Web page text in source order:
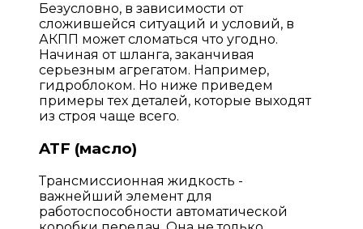
Безусловно, в зависимости от
сложившейся ситуаций и условий, в
АКПП может сломаться что угодно.
Начиная от шланга, заканчивая
серьезным агрегатом. Например,
гидроблоком. Но ниже приведем
примеры тех деталей, которые выходят
из строя чаще всего.
ATF (масло)
Трансмиссионная жидкость -
важнейший элемент для
работоспособности автоматической